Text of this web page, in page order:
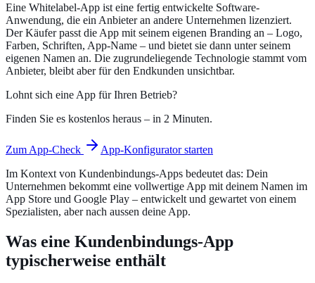
Eine Whitelabel-App ist eine fertig entwickelte Software-
Anwendung, die ein Anbieter an andere Unternehmen lizenziert.
Der Käufer passt die App mit seinem eigenen Branding an – Logo,
Farben, Schriften, App-Name – und bietet sie dann unter seinem
eigenen Namen an. Die zugrundeliegende Technologie stammt vom
Anbieter, bleibt aber für den Endkunden unsichtbar.
Lohnt sich eine App für Ihren Betrieb?
Finden Sie es kostenlos heraus – in 2 Minuten.
Zum App-Check
App-Konfigurator starten
Im Kontext von Kundenbindungs-Apps bedeutet das: Dein
Unternehmen bekommt eine vollwertige App mit deinem Namen im
App Store und Google Play – entwickelt und gewartet von einem
Spezialisten, aber nach aussen deine App.
Was eine Kundenbindungs-App
typischerweise enthält